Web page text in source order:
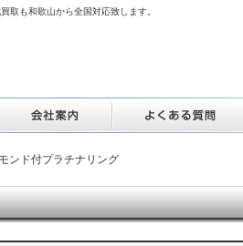
取も和歌山から全国対応致します。
ンド付プラチナリング